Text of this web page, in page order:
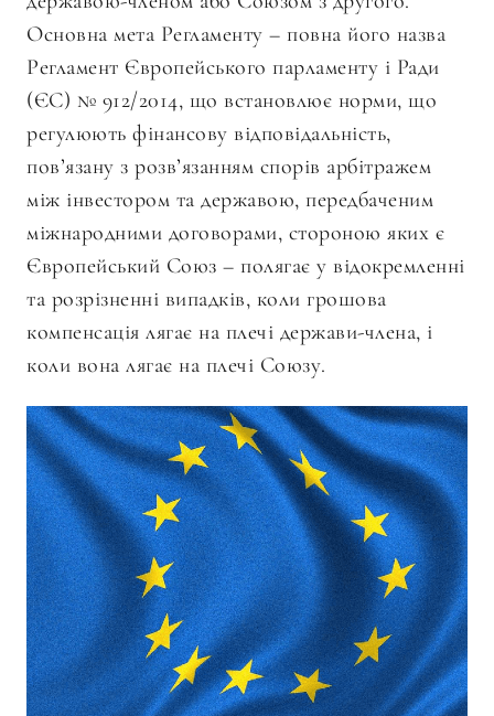
Основна мета Регламенту – повна його назва
Регламент Європейського парламенту і Ради
(ЄС) № 912/2014, що встановлює норми, що
регулюють фінансову відповідальність,
пов’язану з розв’язанням спорів арбітражем
між інвестором та державою, передбаченим
міжнародними договорами, стороною яких є
Європейський Союз – полягає у відокремленні
та розрізненні випадків, коли грошова
компенсація лягає на плечі держави-члена, і
коли вона лягає на плечі Союзу.